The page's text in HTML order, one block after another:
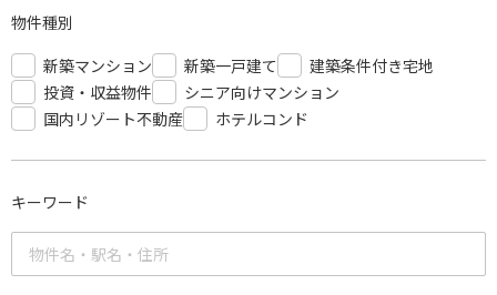
物件種別
新築マンション
新築一戸建て
建築条件付き宅地
投資・収益物件
シニア向けマンション
国内リゾート不動産
ホテルコンド
キーワード